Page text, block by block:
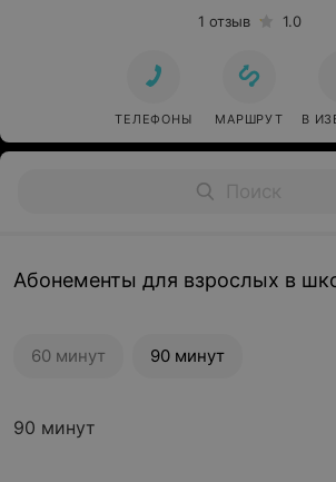
1 отзыв
1.0
ТЕЛЕФОНЫ МАРШРУТ В
Абонементы для взрослых в
60 минут 90 минут
90 минут